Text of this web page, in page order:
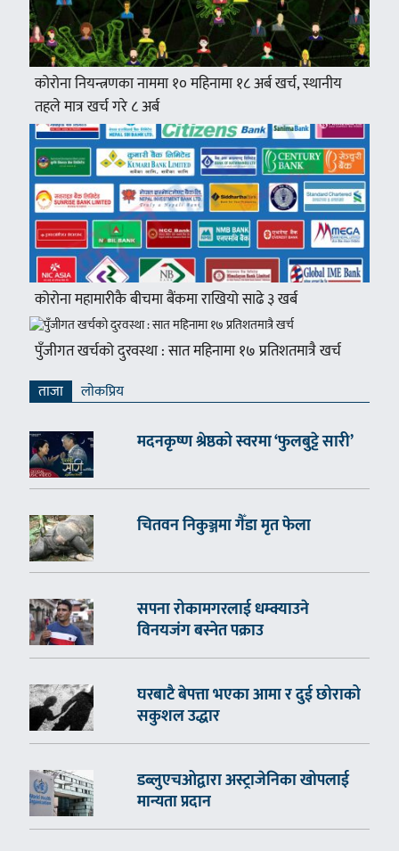
कोरोना नियन्त्रणका नाममा १० महिनामा १८ अर्ब खर्च, स्थानीय
तहले मात्र खर्च गरे ८ अर्ब
कोरोना महामारीकै बीचमा बैंकमा राखियो साढे ३ खर्ब
पुँजीगत खर्चको दुरवस्था : सात महिनामा १७ प्रतिशतमात्रै खर्च
ताजा लाेकप्रिय
मदनकृष्ण श्रेष्ठको स्वरमा ‘फुलबुट्टे सारी’
चितवन निकुञ्जमा गैँडा मृत फेला
सपना रोकामगरलाई धम्क्याउने
विनयजंग बस्नेत पक्राउ
घरबाटै बेपत्ता भएका आमा र दुई छोराको
सकुशल उद्धार
डब्लुएचओद्वारा अस्ट्राजेनिका खोपलाई
मान्यता प्रदान